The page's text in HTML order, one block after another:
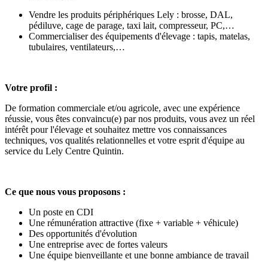
Vendre les produits périphériques Lely : brosse, DAL,
pédiluve, cage de parage, taxi lait, compresseur, PC,…
Commercialiser des équipements d'élevage : tapis, matelas,
tubulaires, ventilateurs,…
Votre profil :
De formation commerciale et/ou agricole, avec une expérience
réussie, vous êtes convaincu(e) par nos produits, vous avez un réel
intérêt pour l'élevage et souhaitez mettre vos connaissances
techniques, vos qualités relationnelles et votre esprit d'équipe au
service du Lely Centre Quintin.
Ce que nous vous proposons :
Un poste en CDI
Une rémunération attractive (fixe + variable + véhicule)
Des opportunités d'évolution
Une entreprise avec de fortes valeurs
Une équipe bienveillante et une bonne ambiance de travail